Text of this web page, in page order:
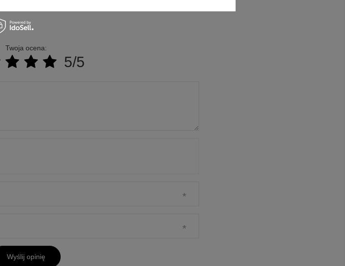
Twoja ocena:
5/5
Wyślij opinię